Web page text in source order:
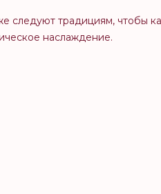
следуют традициям, чтобы
наслаждение.